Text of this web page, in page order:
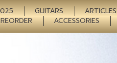
GUITARS ARTICLES
ACCESSORIES